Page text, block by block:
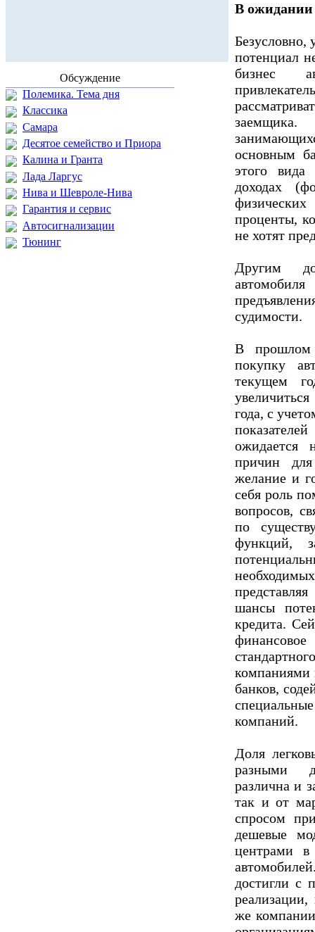
Обсуждение
Полемика. Тема дня
Классика
Самара
Десятое семейство и Приора
Калина и Гранта
Лада Ларгус
Нива и Шевроле-Нива
Гарантия и сервис
Автосигнализации
Тюнинг
В ожидании
Безусловно,
потенциал
бизнес
основным
этого вида
доходах
проценты,
не хотят
Другим
судимости.
В прошлом
покупку
текущем
года, с
ожидается
причин для
желание и
себя роль
вопросов,
по
функций,
шансы
кредита.
финансовое
компаниями
банков,
компаний.
Доля
разными
различна и
так и от
спросом
дешевые
центрами
достигли с
же